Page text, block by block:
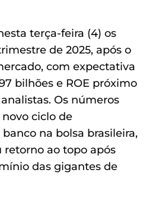
terça-feira (4) os
de 2025, após o
com expectativa
bilhões e ROE próximo
Os números
ciclo de
na bolsa brasileira,
retorno ao topo após
das gigantes de